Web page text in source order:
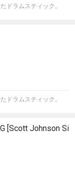
ドラムスティック。
ドラムスティック。
[Scott Johnson Si